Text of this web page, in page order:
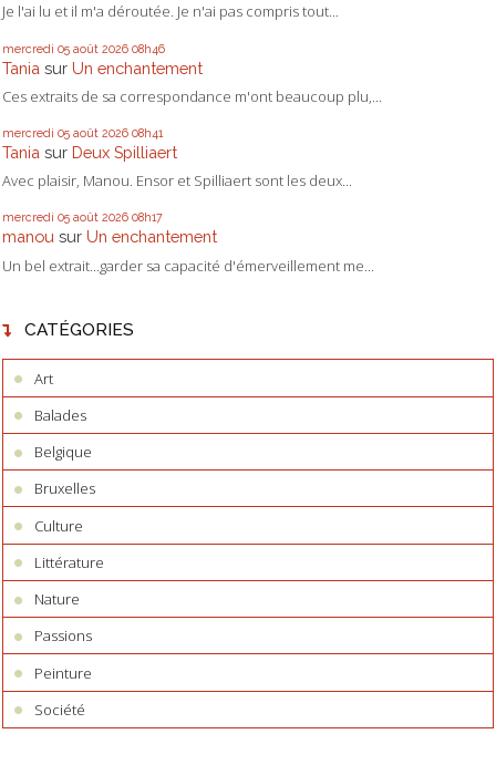
Je l'ai lu et il m'a déroutée. Je n'ai pas compris tout...
mercredi 05 août 2026 08h46
Tania sur Un enchantement
Ces extraits de sa correspondance m'ont beaucoup plu,...
mercredi 05 août 2026 08h41
Tania sur Deux Spilliaert
Avec plaisir, Manou. Ensor et Spilliaert sont les deux...
mercredi 05 août 2026 08h17
manou sur Un enchantement
Un bel extrait...garder sa capacité d'émerveillement me...
CATÉGORIES
Art
Balades
Belgique
Bruxelles
Culture
Littérature
Nature
Passions
Peinture
Société